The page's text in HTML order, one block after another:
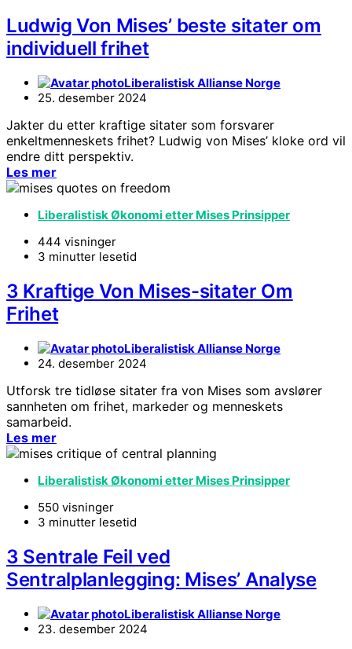
Ludwig Von Mises’ beste sitater om
individuell frihet
Liberalistisk Allianse Norge
25. desember 2024
Jakter du etter kraftige sitater som forsvarer
enkeltmenneskets frihet? Ludwig von Mises’ kloke ord vil
endre ditt perspektiv.
Les mer
Liberalistisk Økonomi etter Mises Prinsipper
444 visninger
3 minutter lesetid
3 Kraftige Von Mises-sitater Om
Frihet
Liberalistisk Allianse Norge
24. desember 2024
Utforsk tre tidløse sitater fra von Mises som avslører
sannheten om frihet, markeder og menneskets
samarbeid.
Les mer
Liberalistisk Økonomi etter Mises Prinsipper
550 visninger
3 minutter lesetid
3 Sentrale Feil ved
Sentralplanlegging: Mises’ Analyse
Liberalistisk Allianse Norge
23. desember 2024